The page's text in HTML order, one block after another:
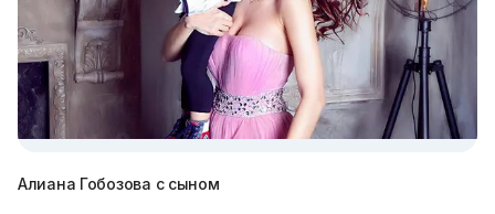
Алиана Гобозова с сыном